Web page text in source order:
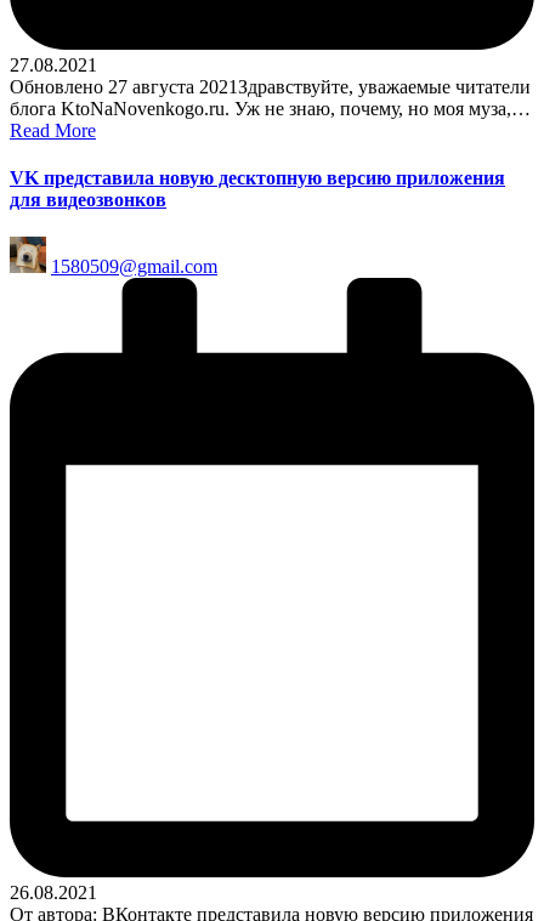
27.08.2021
Обновлено 27 августа 2021Здравствуйте, уважаемые читатели
блога KtoNaNovenkogo.ru. Уж не знаю, почему, но моя муза,…
Read More
VK представила новую десктопную версию приложения
для видеозвонков
Posted
by
1580509@gmail.com
26.08.2021
От автора: ВКонтакте представила новую версию приложения